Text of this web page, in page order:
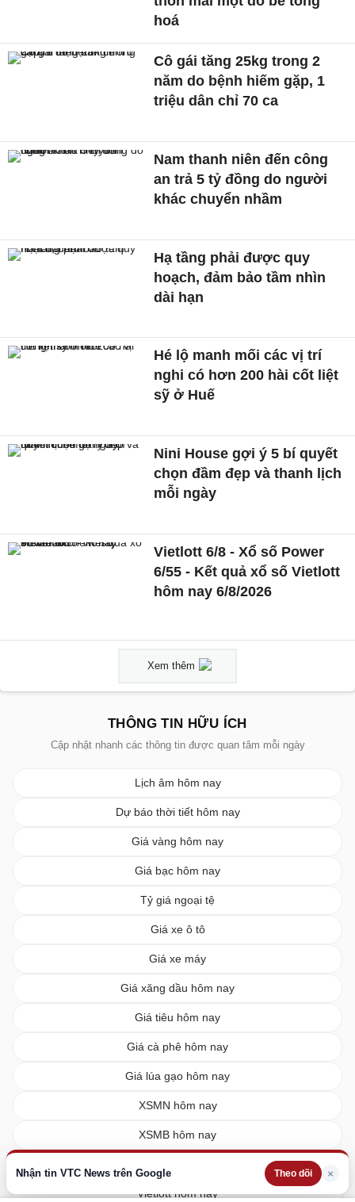
Nhận tin VTC News trên Google Theo dõi ×
hoá
Cô gái tăng 25kg trong 2
năm do bệnh hiếm gặp, 1
triệu dân chỉ 70 ca
Nam thanh niên đến công
an trả 5 tỷ đồng do người
khác chuyển nhầm
Hạ tầng phải được quy
hoạch, đảm bảo tầm nhìn
dài hạn
Hé lộ manh mối các vị trí
nghi có hơn 200 hài cốt liệt
sỹ ở Huế
Nini House gợi ý 5 bí quyết
chọn đầm đẹp và thanh lịch
mỗi ngày
Vietlott 6/8 - Xổ số Power
6/55 - Kết quả xổ số Vietlott
hôm nay 6/8/2026
Xem thêm
THÔNG TIN HỮU ÍCH
Cập nhật nhanh các thông tin được quan tâm mỗi ngày
Lịch âm hôm nay
Dự báo thời tiết hôm nay
Giá vàng hôm nay
Giá bạc hôm nay
Tỷ giá ngoại tệ
Giá xe ô tô
Giá xe máy
Giá xăng dầu hôm nay
Giá tiêu hôm nay
Giá cà phê hôm nay
Giá lúa gạo hôm nay
XSMN hôm nay
XSMB hôm nay
Vietlott hôm nay